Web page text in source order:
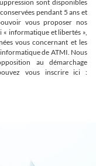
sont disponibles
pendant 5 ans et
vous proposer nos
informatique et libertés »,
vous concernant et les
de ATMI. Nous
au démarchage
vous inscrire ici :